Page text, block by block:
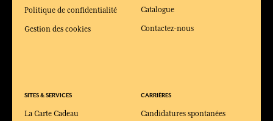
Politique de confidentialité
Gestion des cookies
SITES & SERVICES
La Carte Cadeau
Catalogue
Contactez-nous
CARRIÈRES
Candidatures spontanées